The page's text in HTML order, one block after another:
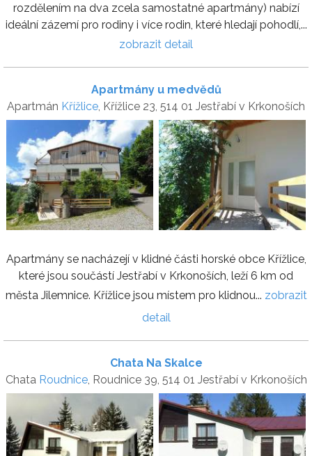
rozdělením na dva zcela samostatné apartmány) nabízí
ideální zázemí pro rodiny i více rodin, které hledají pohodlí,...
zobrazit detail
Apartmány u medvědů
Apartmán Křížlice , Křížlice 23, 514 01 Jestřabí v Krkonoších
Apartmány se nacházejí v klidné části horské obce Křížlice,
které jsou součástí Jestřabí v Krkonoších, leží 6 km od
města Jilemnice. Křížlice jsou místem pro klidnou... zobrazit
detail
Chata Na Skalce
Chata Roudnice, Roudnice 39, 514 01 Jestřabí v Krkonoších